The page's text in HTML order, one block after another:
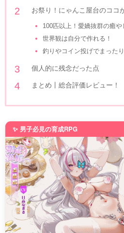
お祭り！にゃんこ屋台のココ
100匹以上！愛嬌抜群の癒や
世界観は自分で作れる！
釣りやコイン投げでまったり
個人的に残念だった点
まとめ丨総合評価レビュー！
✨ 男子必見の育成RPG